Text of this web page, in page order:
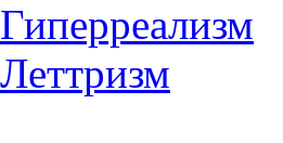
Гиперреализм
Леттризм